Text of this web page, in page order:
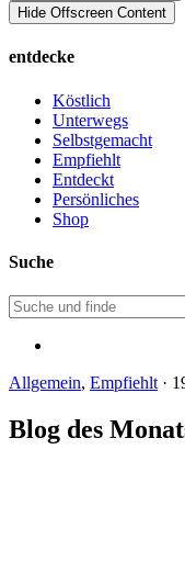
Hide Offscreen Content
entdecke
Köstlich
Unterwegs
Selbstgemacht
Empfiehlt
Entdeckt
Persönliches
Shop
Suche
Allgemein, Empfiehlt ·
Blog des